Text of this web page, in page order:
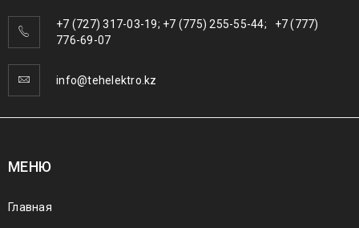
+7 (727) 317-03-19; +7 (775) 255-55-44; +7 (777)
776-69-07
info@tehelektro.kz
МЕНЮ
Главная